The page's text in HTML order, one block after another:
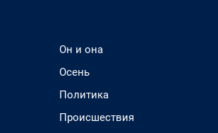
Он и она
Осень
Политика
Происшествия